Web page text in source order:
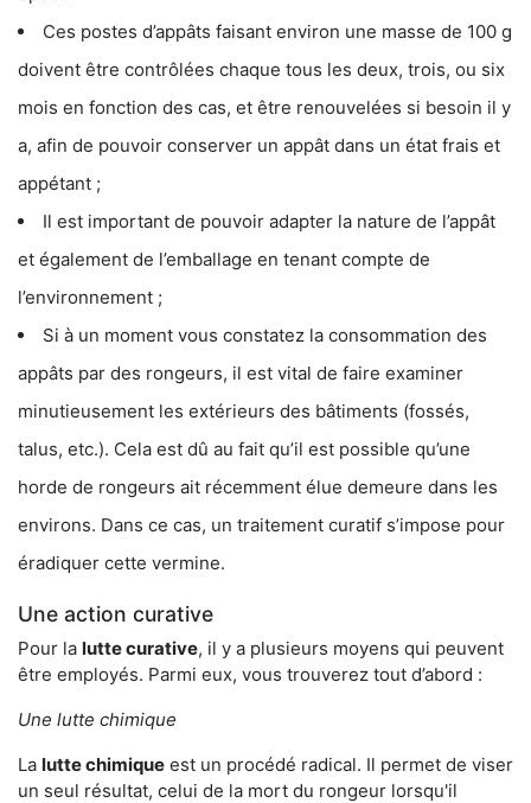
Ces postes d’appâts faisant environ une masse de 100 g
doivent être contrôlées chaque tous les deux, trois, ou six
mois en fonction des cas, et être renouvelées si besoin il y
a, afin de pouvoir conserver un appât dans un état frais et
appétant ;
Il est important de pouvoir adapter la nature de l’appât
et également de l’emballage en tenant compte de
l’environnement ;
Si à un moment vous constatez la consommation des
appâts par des rongeurs, il est vital de faire examiner
minutieusement les extérieurs des bâtiments (fossés,
talus, etc.). Cela est dû au fait qu’il est possible qu’une
horde de rongeurs ait récemment élue demeure dans les
environs. Dans ce cas, un traitement curatif s’impose pour
éradiquer cette vermine.
Une action curative
Pour la lutte curative, il y a plusieurs moyens qui peuvent
être employés. Parmi eux, vous trouverez tout d’abord :
Une lutte chimique
La lutte chimique est un procédé radical. Il permet de viser
un seul résultat, celui de la mort du rongeur lorsqu'il